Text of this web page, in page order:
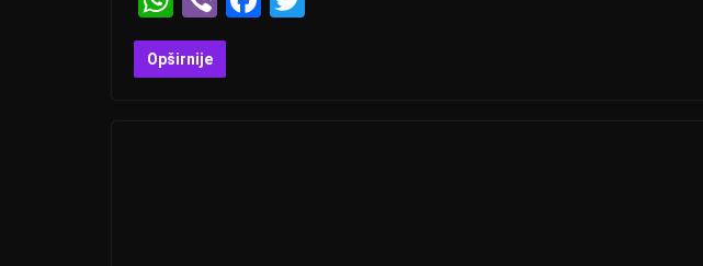
h
at
b
er
Opširnije